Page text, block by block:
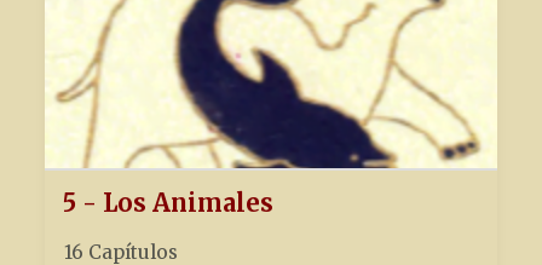
5 - Los Animales
16 Capítulos